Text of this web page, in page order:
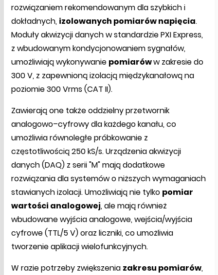
rozwiązaniem rekomendowanym dla szybkich i
dokładnych, izolowanych pomiarów napięcia.
Moduły akwizycji danych w standardzie PXI Express,
z wbudowanym kondycjonowaniem sygnałów,
umożliwiają wykonywanie pomiaróww zakresie do
300 V, z zapewnioną izolacją międzykanałową na
poziomie 300 Vrms (CAT II).
Zawierają one także oddzielny przetwornik
analogowo–cyfrowy dla każdego kanału, co
umożliwia równoległe próbkowanie z
częstotliwością 250 kS/s. Urządzenia akwizycji
danych (DAQ) z serii "M" mają dodatkowe
rozwiązania dla systemów o niższych wymaganiach
stawianych izolacji. Umożliwiają nie tylko pomiar
wartości analogowej, ale mają również
wbudowane wyjścia analogowe, wejścia/wyjścia
cyfrowe (TTL/5 V) oraz liczniki, co umożliwia
tworzenie aplikacji wielofunkcyjnych.
W razie potrzeby zwiększenia zakresu pomiarów,